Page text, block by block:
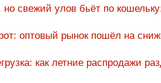
свежий улов бьёт по
оптовый рынок пошёл на
как летние распродажи